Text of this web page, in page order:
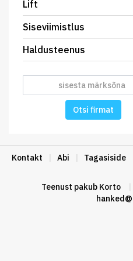
Lift
Siseviimistlus
Haldusteenus
Otsi firmat
Kontakt | Abi | Tagasiside
Teenust pakub Korto |